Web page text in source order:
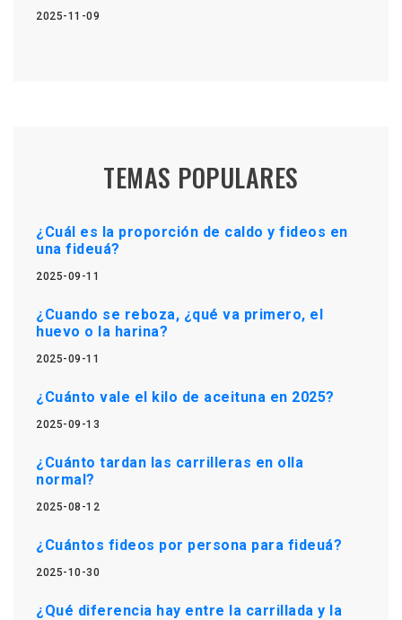
2025-11-09
TEMAS POPULARES
¿Cuál es la proporción de caldo y fideos en
una fideuá?
2025-09-11
¿Cuando se reboza, ¿qué va primero, el
huevo o la harina?
2025-09-11
¿Cuánto vale el kilo de aceituna en 2025?
2025-09-13
¿Cuánto tardan las carrilleras en olla
normal?
2025-08-12
¿Cuántos fideos por persona para fideuá?
2025-10-30
¿Qué diferencia hay entre la carrillada y la